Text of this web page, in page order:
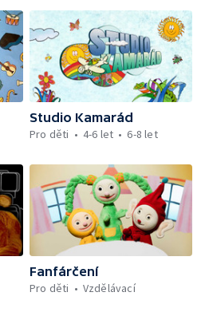
Studio Kamarád
Pro děti
4-6 let 6-8 let
Fanfárčení
Pro děti
Vzdělávací